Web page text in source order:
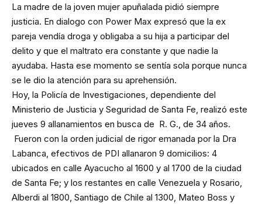
La madre de la joven mujer apuñalada pidió siempre
justicia. En dialogo con Power Max expresó que la ex
pareja vendía droga y obligaba a su hija a participar del
delito y que el maltrato era constante y que nadie la
ayudaba. Hasta ese momento se sentía sola porque nunca
se le dio la atención para su aprehensión.
Hoy, la Policía de Investigaciones, dependiente del
Ministerio de Justicia y Seguridad de Santa Fe, realizó este
jueves 9 allanamientos en busca de R. G., de 34 años.
Fueron con la orden judicial de rigor emanada por la Dra
Labanca, efectivos de PDI allanaron 9 domicilios: 4
ubicados en calle Ayacucho al 1600 y al 1700 de la ciudad
de Santa Fe; y los restantes en calle Venezuela y Rosario,
Alberdi al 1800, Santiago de Chile al 1300, Mateo Boss y